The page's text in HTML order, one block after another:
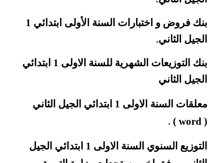
بنك فروض و اختبارات السنة الأولى ابتدائي 1
الجيل الثاني.
بنك
التوزيعات الشهرية للسنة الاولى 1 ابتدائي
الجيل الثاني
معلقات السنة الاولى 1 ابتدائي الجيل الثاني
(
word
)
.
التوزيع السنوي السنة الاولى 1 ابتدائي الجيل